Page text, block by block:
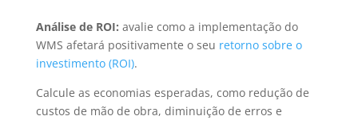
Análise de ROI: avalie como a implementação do
WMS afetará positivamente o seu retorno sobre o
investimento (ROI).
Calcule as economias esperadas, como redução de
custos de mão de obra, diminuição de erros e